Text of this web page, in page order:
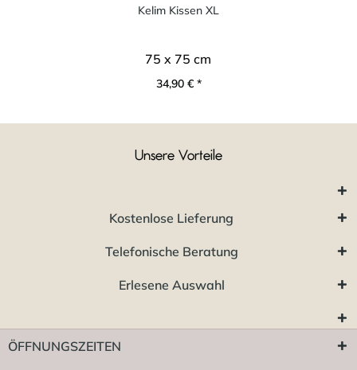
Kelim Kissen XL
75 x 75 cm
34,90 € *
Unsere Vorteile
Kostenlose Lieferung
Telefonische Beratung
Erlesene Auswahl
ÖFFNUNGSZEITEN